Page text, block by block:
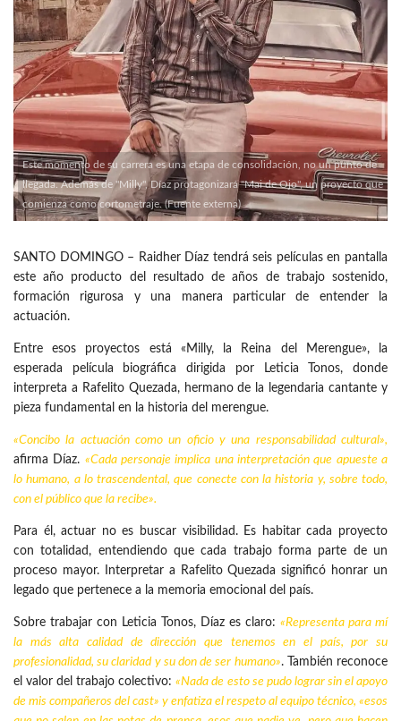
Este momento de su carrera es una etapa de consolidación, no un punto de
llegada. Además de "Milly", Díaz protagonizará "Mai de Ojo", un proyecto que
comienza como cortometraje. (Fuente externa)
SANTO DOMINGO – Raidher Díaz tendrá seis películas en pantalla
este año producto del resultado de años de trabajo sostenido,
formación rigurosa y una manera particular de entender la
actuación.
Entre esos proyectos está «Milly, la Reina del Merengue», la
esperada película biográfica dirigida por Leticia Tonos, donde
interpreta a Rafelito Quezada, hermano de la legendaria cantante y
pieza fundamental en la historia del merengue.
«Concibo la actuación como un oficio y una responsabilidad cultural»,
afirma Díaz. «Cada personaje implica una interpretación que apueste a
lo humano, a lo trascendental, que conecte con la historia y, sobre todo,
con el público que la recibe».
Para él, actuar no es buscar visibilidad. Es habitar cada proyecto
con totalidad, entendiendo que cada trabajo forma parte de un
proceso mayor. Interpretar a Rafelito Quezada significó honrar un
legado que pertenece a la memoria emocional del país.
Sobre trabajar con Leticia Tonos, Díaz es claro: «Representa para mí
la más alta calidad de dirección que tenemos en el país, por su
profesionalidad, su claridad y su don de ser humano». También reconoce
el valor del trabajo colectivo:«Nada de esto se pudo lograr sin el apoyo
de mis compañeros del cast» y enfatiza el respeto al equipo técnico, «esos